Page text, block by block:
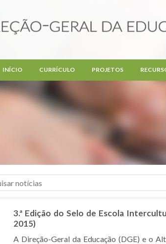
INÍCIO CURRÍCULO PROJETOS
3.ª Edição do Selo de Escola
2015)
A Direção-Geral da Educação (DGE) e o